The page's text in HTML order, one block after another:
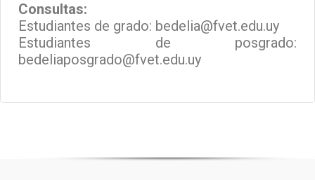
Consultas:
Estudiantes de grado: bedelia@fvet.edu.uy
Estudiantes de posgrado:
bedeliaposgrado@fvet.edu.uy